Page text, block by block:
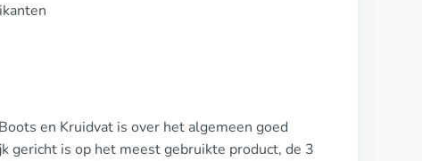
en Kruidvat is over het algemeen goed
gericht is op het meest gebruikte product, de 3